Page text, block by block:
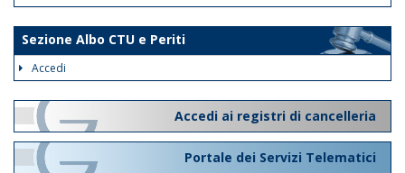
Sezione Albo CTU e Periti
Accedi
Accedi ai registri di cancelleria
Portale dei Servizi Telematici